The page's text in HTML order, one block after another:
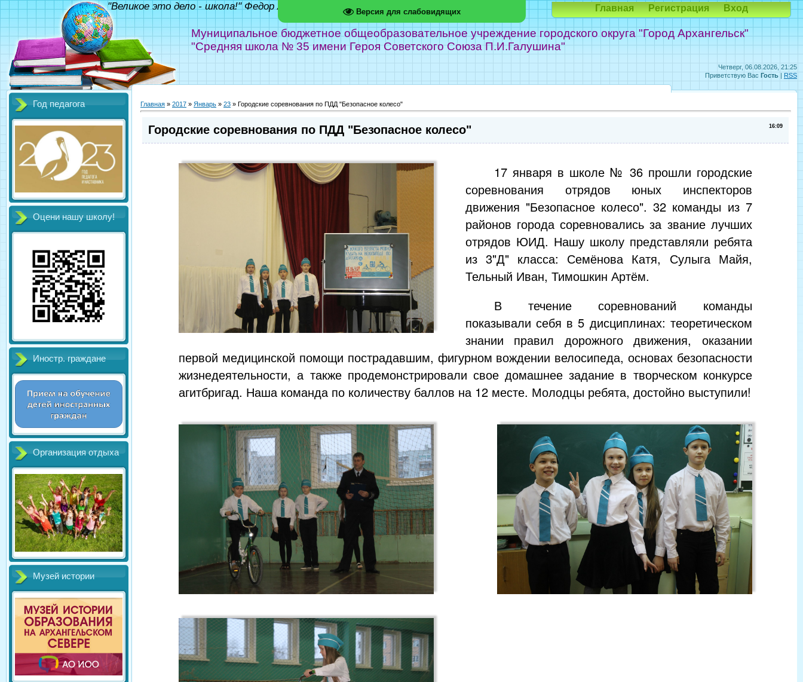
Версия для слабовидящих
Четверг, 06.08.2026, 21:25
Приветствую Вас Гость | RSS
Муниципальное бюджетное общеобразовательное учреждение городского округа "Город Архангельск"
"Средняя школа № 35 имени Героя Советского Союза П.И.Галушина"
"Великое это дело - школа!" Федор Абрамов Главная Регистрация Вход
Год педагога
Оцени нашу школу!
Иностр. граждане
Организация отдыха
Музей истории
Главная » 2017 » Январь » 23 » Городские соревнования по ПДД "Безопасное колесо"
16:09
Городские соревнования по ПДД "Безопасное колесо"
17 января в школе № 36 прошли городские
соревнования отрядов юных инспекторов
движения "Безопасное колесо". 32 команды из 7
районов города соревновались за звание лучших
отрядов ЮИД. Нашу школу представляли ребята
из 3"Д" класса: Семёнова Катя, Сулыга Майя,
Тельный Иван, Тимошкин Артём.
В течение соревнований команды
показывали себя в 5 дисциплинах: теоретическом
знании правил дорожного движения, оказании
первой медицинской помощи пострадавшим, фигурном вождении велосипеда, основах безопасности
жизнедеятельности, а также продемонстрировали свое домашнее задание в творческом конкурсе
агитбригад. Наша команда по количеству баллов на 12 месте. Молодцы ребята, достойно выступили!